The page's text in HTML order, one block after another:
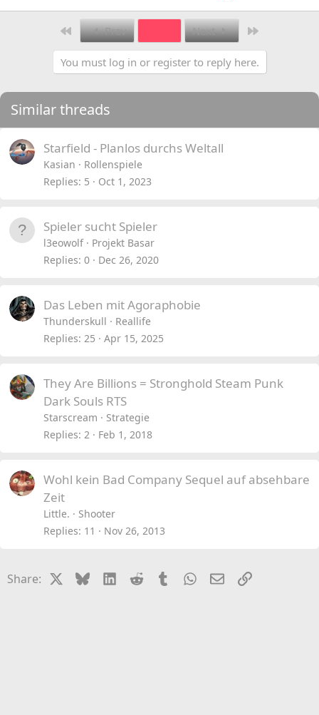
First Prev Next
You must log in or register to reply here.
Similar threads
Starfield - Planlos durchs Weltall
Kasian
Rollenspiele
Replies 5 Oct 1, 2023
Spieler sucht Spieler
l3eowolf
Projekt Basar
Replies 0 Dec 26, 2020
Das Leben mit Agoraphobie
Thunderskull
Reallife
Replies 25 Apr 15, 2025
They Are Billions = Stronghold Steam Punk
Dark Souls RTS
Starscream
Strategie
Replies 2 Feb 1, 2018
Wohl kein Bad Company Sequel auf absehbare
Zeit
Little.
Shooter
Replies 11 Nov 26, 2013
Share: BlueskyLinkedIn
Reddit TumblrWhatsApp
EmailLink